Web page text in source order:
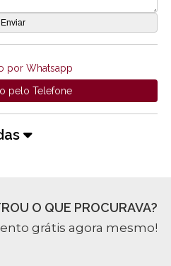
por Whatsapp
pelo Telefone
O QUE PROCURAVA?
grátis agora mesmo!